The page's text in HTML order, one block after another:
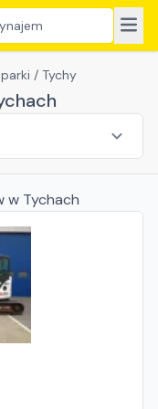
/ Tychy
w Tychach